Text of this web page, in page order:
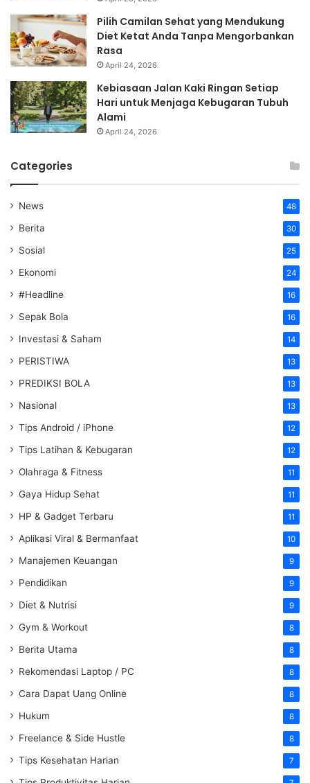
Pilih Camilan Sehat yang Mendukung
Diet Ketat Anda Tanpa Mengorbankan
Rasa
April 24, 2026
Kebiasaan Jalan Kaki Ringan Setiap
Hari untuk Menjaga Kebugaran Tubuh
Alami
April 24, 2026
Categories
News 48
Berita 30
Sosial 25
Ekonomi 24
#Headline 16
Sepak Bola 16
Investasi & Saham 14
PERISTIWA 13
PREDIKSI BOLA 13
Nasional 13
Tips Android / iPhone 12
Tips Latihan & Kebugaran 12
Olahraga & Fitness 11
Gaya Hidup Sehat 11
HP & Gadget Terbaru 11
Aplikasi Viral & Bermanfaat 10
Manajemen Keuangan 9
Pendidikan 9
Diet & Nutrisi 9
Gym & Workout 8
Berita Utama 8
Rekomendasi Laptop / PC 8
Cara Dapat Uang Online 8
Hukum 8
Freelance & Side Hustle 8
Tips Kesehatan Harian 7